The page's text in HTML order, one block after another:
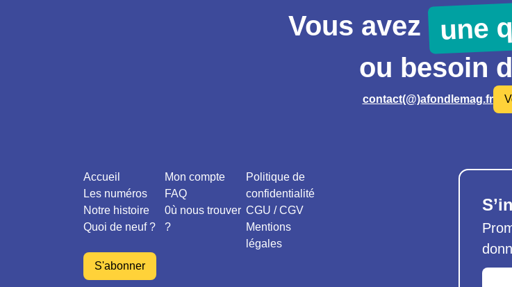
Vous avez une
ou besoin
contact(@)afondlemag.fr
Accueil
Les numéros
Notre histoire
Quoi de neuf ?
S'abonner
Mon compte
FAQ
0ù nous trouver
?
Politique de
confidentialité
CGU / CGV
Mentions
légales